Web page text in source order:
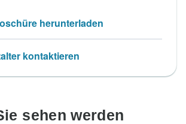
herunterladen
kontaktieren
sehen werden